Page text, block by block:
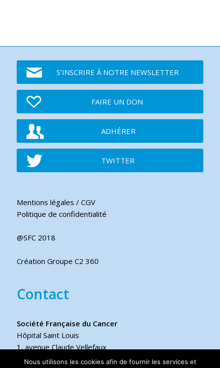
S'INSCRIRE À NOTRE NEWSLETTER
FAIRE UN DON
ADHÉRER
TWITTER
Mentions légales / CGV
Politique de confidentialité
@SFC 2018
Création Groupe C2 360
Contact
Société Française du Cancer
Hôpital Saint Louis
1, avenue Claude Vellefaux
75475 Paris cedex 10 FRANCE
Nous utilisons les cookies afin de fournir les services et